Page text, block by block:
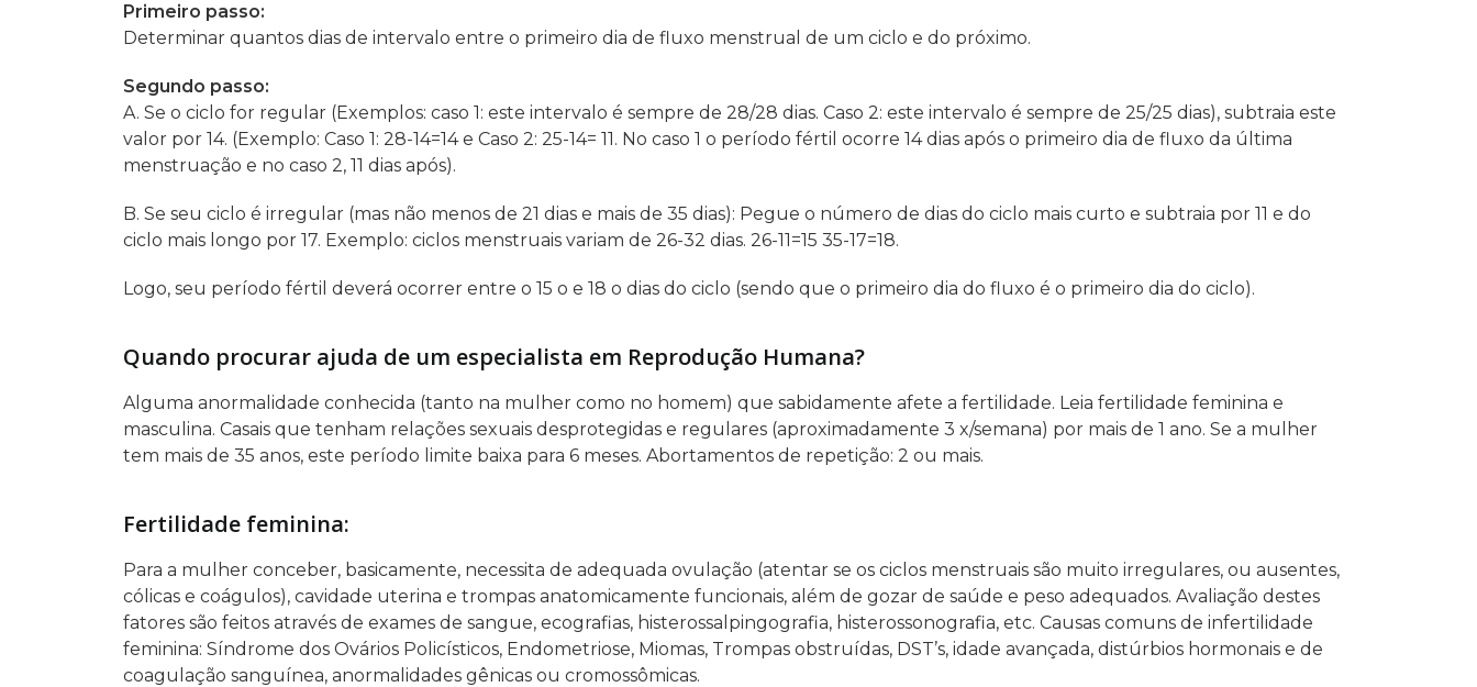
Primeiro passo:
Determinar quantos dias de intervalo entre o primeiro dia de fluxo menstrual de um ciclo e do próximo.
Segundo passo:
A. Se o ciclo for regular (Exemplos: caso 1: este intervalo é sempre de 28/28 dias. Caso 2: este intervalo é sempre de 25/25 dias), subtraia este
valor por 14. (Exemplo: Caso 1: 28-14=14 e Caso 2: 25-14= 11. No caso 1 o período fértil ocorre 14 dias após o primeiro dia de fluxo da última
menstruação e no caso 2, 11 dias após).
B. Se seu ciclo é irregular (mas não menos de 21 dias e mais de 35 dias): Pegue o número de dias do ciclo mais curto e subtraia por 11 e do
ciclo mais longo por 17. Exemplo: ciclos menstruais variam de 26-32 dias. 26-11=15 35-17=18.
Logo, seu período fértil deverá ocorrer entre o 15 o e 18 o dias do ciclo (sendo que o primeiro dia do fluxo é o primeiro dia do ciclo).
Quando procurar ajuda de um especialista em Reprodução Humana?
Alguma anormalidade conhecida (tanto na mulher como no homem) que sabidamente afete a fertilidade. Leia fertilidade feminina e
masculina. Casais que tenham relações sexuais desprotegidas e regulares (aproximadamente 3 x/semana) por mais de 1 ano. Se a mulher
tem mais de 35 anos, este período limite baixa para 6 meses. Abortamentos de repetição: 2 ou mais.
Fertilidade feminina:
Para a mulher conceber, basicamente, necessita de adequada ovulação (atentar se os ciclos menstruais são muito irregulares, ou ausentes,
cólicas e coágulos), cavidade uterina e trompas anatomicamente funcionais, além de gozar de saúde e peso adequados. Avaliação destes
fatores são feitos através de exames de sangue, ecografias, histerossalpingografia, histerossonografia, etc. Causas comuns de infertilidade
feminina: Síndrome dos Ovários Policísticos, Endometriose, Miomas, Trompas obstruídas, DST’s, idade avançada, distúrbios hormonais e de
coagulação sanguínea, anormalidades gênicas ou cromossômicas.